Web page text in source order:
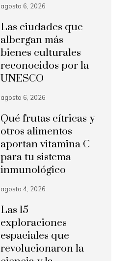
agosto 6, 2026
Las ciudades que
albergan más
bienes culturales
reconocidos por la
UNESCO
agosto 6, 2026
Qué frutas cítricas y
otros alimentos
aportan vitamina C
para tu sistema
inmunológico
agosto 4, 2026
Las 15
exploraciones
espaciales que
revolucionaron la